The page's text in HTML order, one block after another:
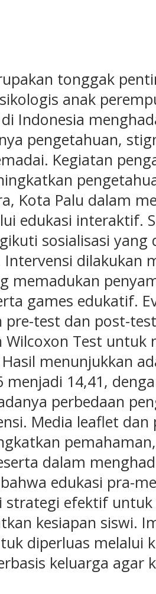
tonggak
anak
Indonesia
pengetahuan,
Kegiatan
Kota Palu dalam
edukasi interaktif.
sosialisasi yang
Intervensi dilakukan
memadukan
games edukatif.
pre-test dan post-
Wilcoxon Test untuk
menunjukkan
menjadi 14,41,
perbedaan
Media leaflet
dalam
edukasi pra-
strategi efektif
kesiapan siswi.
diperluas melalui
keluarga agar